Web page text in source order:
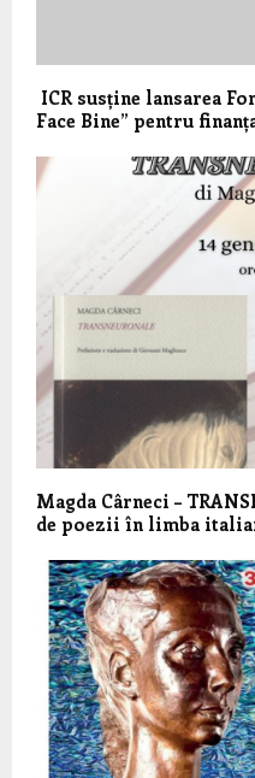
ICR susține lansarea
Face Bine” pentru
Magda Cârneci –
de poezii în limba